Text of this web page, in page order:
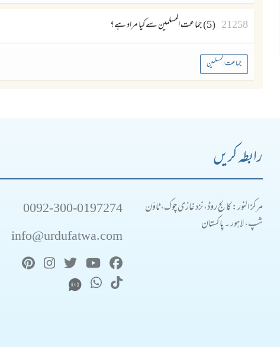
21258 (5) جماعت المسلمین سے کیا مراد ہے؟
جماعت المسلمین
رابطہ کریں
مرکز النور: کالج روڈ، نزد غازی چوک، ٹاؤن
شپ، لاہور ۔ پاکستان
0092-300-0197274
info@urdufatwa.com